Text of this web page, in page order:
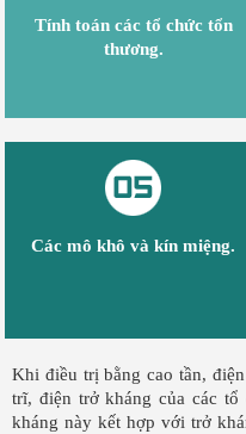
Tính toán các tổ chức tổn
thương.
Các mô khô và kín miệng.
Khi điều trị bằng cao tần,
trĩ, điện trở kháng của các
kháng này kết hợp với trở